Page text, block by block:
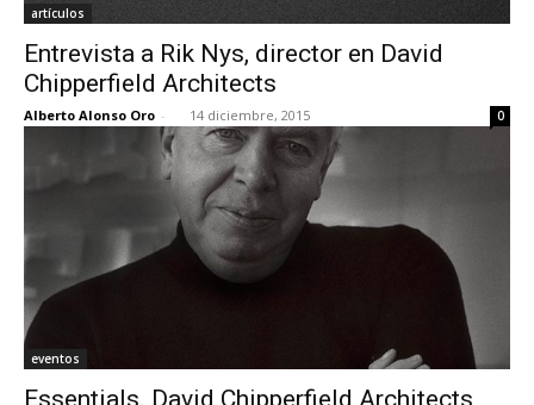
artículos
Entrevista a Rik Nys, director en David
Chipperfield Architects
Alberto Alonso Oro - 14 diciembre, 2015 0
eventos
Essentials. David Chipperfield Architects